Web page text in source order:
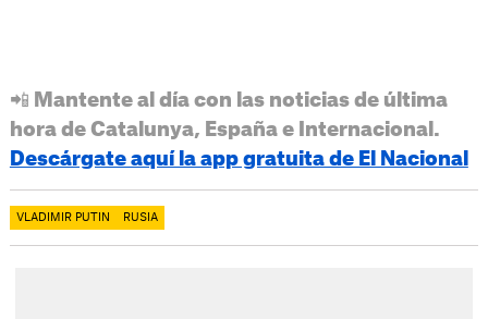
📲 Mantente al día con las noticias de última
hora de Catalunya, España e Internacional.
Descárgate aquí la app gratuita de El Nacional
VLADIMIR PUTIN RUSIA